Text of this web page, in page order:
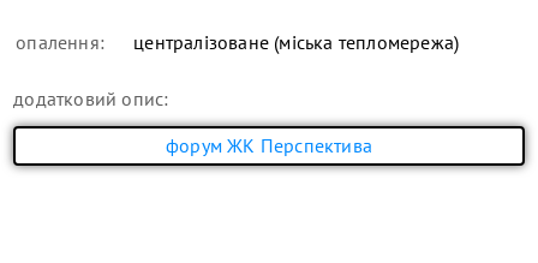
опалення: централізоване (міська тепломережа)
додатковий опис:
форум ЖК Перспектива